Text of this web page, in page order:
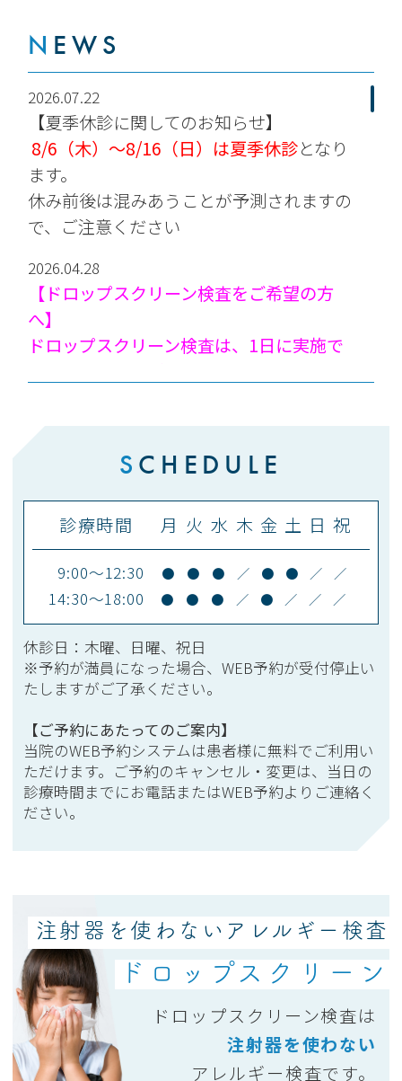
N EWS
2026.07.22
【夏季休診に関してのお知らせ】
8/6（木）～8/16（日）は夏季休診となり
ます。
休み前後は混みあうことが予測されますの
で、ご注意ください
2026.04.28
【ドロップスクリーン検査をご希望の方
へ】
ドロップスクリーン検査は、1日に実施で
ン検査」をご選択ください。
ドロップスクリーン検査は小学生以上の検
査になります。
未就学児は他の医療機関にご相談くださ
い。
ご理解のほどよろしくお願いいたします。
2026.03.04
アレルギー検査のドロップスクリーン検査
はキットの在庫不足の為、成人の方は採血
による検査による対応を、乳幼児の方は検
査を見合わせることがあります。診察の時
に相談させていただきます。ご要望、ご期
待にそえないことがございます。
終了しています。
2025.04.07
【お知らせ】スギ舌下免疫療法の入荷待ち
予約について
2025年は3月上旬から爆発的にスギ花粉飛
散量が多くなり、
急に症状がひどくなったと言って来院され
S CHEDULE
診療時間 月 火 水 木 金 土 日 祝
9:00～12:30 ● ● ● ／ ● ● ／ ／
14:30～18:00 ● ● ● ／ ● ／ ／ ／
休診日：木曜、日曜、祝日
※予約が満員になった場合、WEB予約が受付停止い
たしますがご了承ください。
【ご予約にあたってのご案内】
当院のWEB予約システムは患者様に無料でご利用い
ただけます。ご予約のキャンセル・変更は、当日の
診療時間までにお電話またはWEB予約よりご連絡く
ださい。
注射器を使わないアレルギー検査
ドロップスクリーン
ドロップスクリーン検査は
注射器を使わない
アレルギー検査です。